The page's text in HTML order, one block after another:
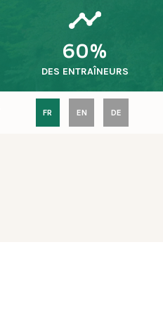
60%
DES ENTRAÎNEURS
FR EN DE